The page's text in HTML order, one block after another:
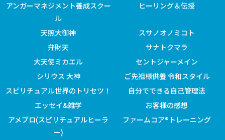
アンガーマネジメント養成スクー
ル
ヒーリング＆伝授
天照大御神
スサノオノミコト
弁財天
サナトクマラ
大天使ミカエル
セントジャーメイン
シリウス 大神
ご先祖様供養 令和スタイル
スピリチュアル世界のトリセツ！
自分でできる自己管理法
エッセイ&雑学
お客様の感想
アメブロ(スピリチュアルヒーラ
ー)
ファームコア®トレーニング